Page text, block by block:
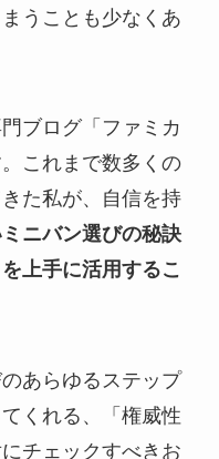
うことも少なくあ
ブログ「ファミカ
これまで数多くの
た私が、自信を持
ニバン選びの秘訣
上手に活用するこ
あらゆるステップ
くれる、「権威性
チェックすべきお